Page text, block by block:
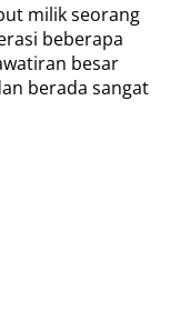
milik seorang
beberapa
besar
berada sangat